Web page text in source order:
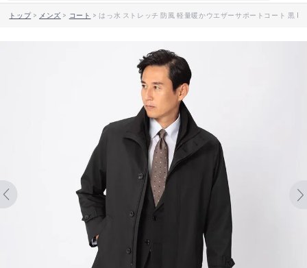
トップ> メンズ > コート > はっ水 ストレッチ 防風 軽量暖かウエザーサポートコート 黒